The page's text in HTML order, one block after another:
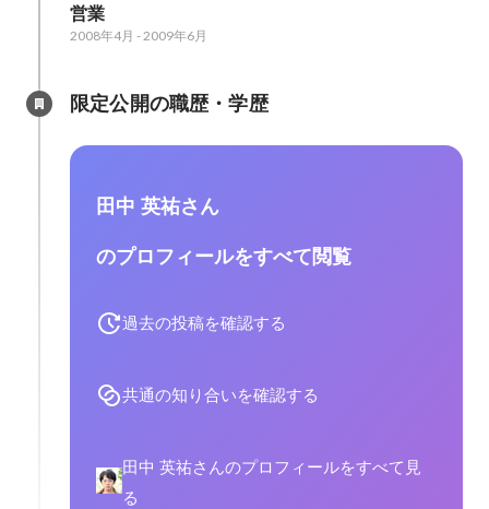
営業
2008年4月 -2009年6月
限定公開の職歴・学歴
田中 英祐さん
のプロフィールをすべて閲覧
過去の投稿を確認する
共通の知り合いを確認する
田中 英祐さんのプロフィールをすべて見
る